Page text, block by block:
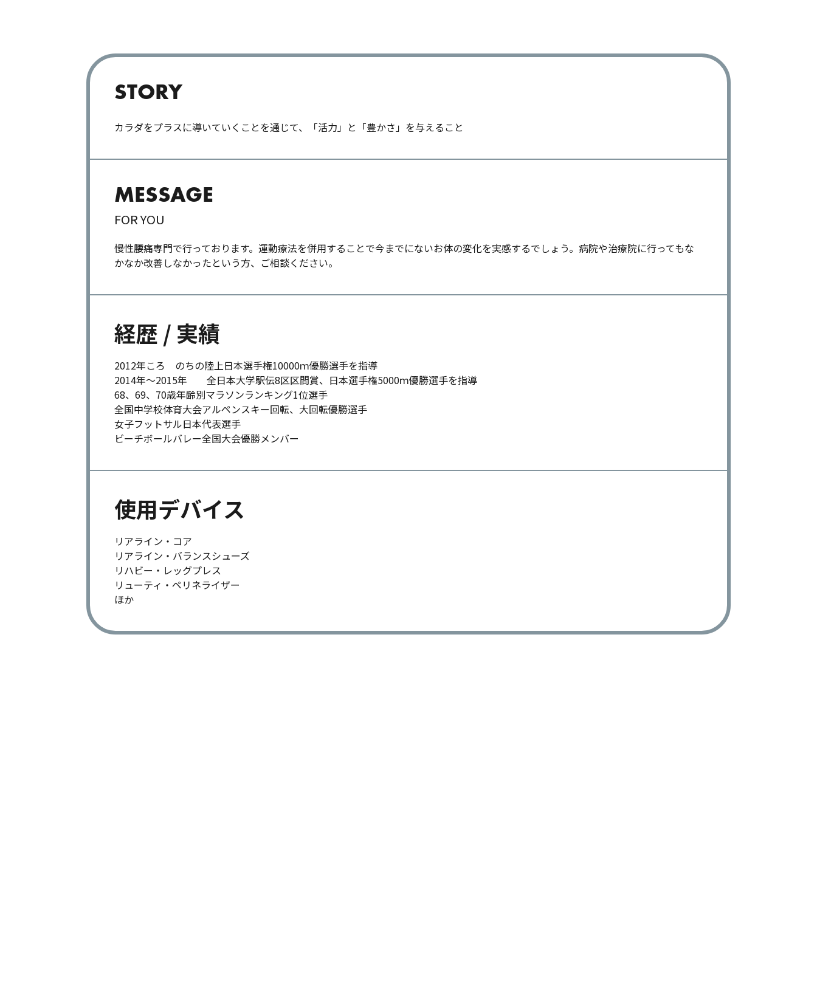
STORY
カラダをプラスに導いていくことを通じて、「活力」と「豊かさ」を与えること
MESSAGE
FOR YOU
慢性腰痛専門で行っております。運動療法を併用することで今までにないお体の変化を実感するでしょう。病院や治療院に行ってもな
かなか改善しなかったという方、ご相談ください。
経歴 / 実績
2012年ころ のちの陸上日本選手権10000ｍ優勝選手を指導
2014年～2015年 全日本大学駅伝8区区間賞、日本選手権5000ｍ優勝選手を指導
68、69、70歳年齢別マラソンランキング1位選手
全国中学校体育大会アルペンスキー回転、大回転優勝選手
女子フットサル日本代表選手
ビーチボールバレー全国大会優勝メンバー
使用デバイス
リアライン・コア
リアライン・バランスシューズ
リハビー・レッグプレス
リューティ・ペリネライザー
ほか